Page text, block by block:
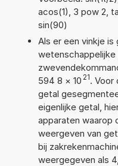
acos(1), 3 pow 2,
sin(90)
Als er een vinkje
594 8 × 10 21.
getal
eigenlijke getal,
apparaten waarop
weergeven van
bij
weergegeven als